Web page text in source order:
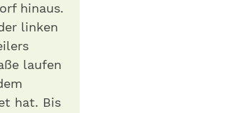
hinaus.
linken
laufen
hat. Bis